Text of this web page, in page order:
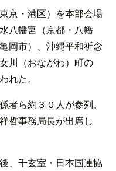
京・港区）を本部会場
八幡宮（京都・八幡
岡市）、沖縄平和祈念
川（おながわ）町の
れた。
者ら約３０人が参列。
哲事務局長が出席し
、千玄室・日本国連協